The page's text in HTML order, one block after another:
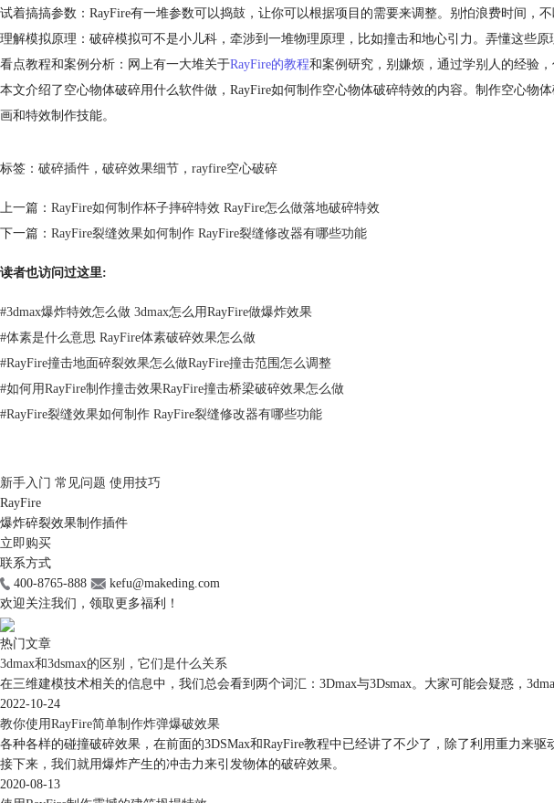
试着搞搞参数：RayFire有一堆参数可以捣鼓，让你可以根据项目的需要来调整。别怕浪费时间，
理解模拟原理：破碎模拟可不是小儿科，牵涉到一堆物理原理，比如撞击和地心引力。弄懂这些原
看点教程和案例分析：网上有一大堆关于RayFire的教程和案例研究，别嫌烦，通过学别人的经验
本文介绍了空心物体破碎用什么软件做，RayFire如何制作空心物体破碎特效的内容。制作空心物
画和特效制作技能。
标签： 破碎插件 ， 破碎效果细节 ， rayfire空心破碎
上一篇： RayFire如何制作杯子摔碎特效 RayFire怎么做落地破碎特效
下一篇： RayFire裂缝效果如何制作 RayFire裂缝修改器有哪些功能
读者也访问过这里:
#3dmax爆炸特效怎么做 3dmax怎么用RayFire做爆炸效果
#体素是什么意思 RayFire体素破碎效果怎么做
#RayFire撞击地面碎裂效果怎么做RayFire撞击范围怎么调整
#如何用RayFire制作撞击效果RayFire撞击桥梁破碎效果怎么做
#RayFire裂缝效果如何制作 RayFire裂缝修改器有哪些功能
新手入门 常见问题 使用技巧
RayFire
爆炸碎裂效果制作插件
立即购买
联系方式
400-8765-888
kefu@makeding.com
欢迎关注我们，领取更多福利！
热门文章
3dmax和3dsmax的区别，它们是什么关系
在三维建模技术相关的信息中，我们总会看到两个词汇：3Dmax与3Dsmax。大家可能会疑惑，
2022-10-24
教你使用RayFire简单制作炸弹爆破效果
各种各样的碰撞破碎效果，在前面的3DSMax和RayFire教程中已经讲了不少了，除了利用重力来
接下来，我们就用爆炸产生的冲击力来引发物体的破碎效果。
2020-08-13